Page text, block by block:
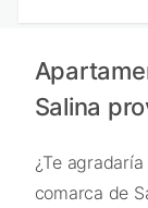
Salina
¿Te
comarca de